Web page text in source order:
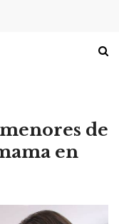
de
en